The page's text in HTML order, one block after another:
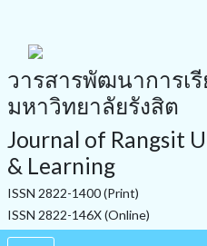
วารสารพัฒนาการเ
มหาวิทยาลัยรังสิต
Journal of Rangsit
& Learning
ISSN 2822-1400 (Print)
ISSN 2822-146X (Online)